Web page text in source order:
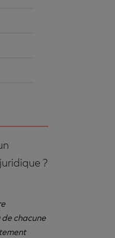
?
chacune